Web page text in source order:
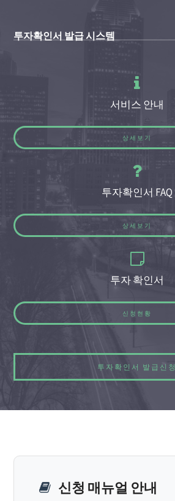
투자확인서 발급 시스템
서비스 안내
상세보기
투자확인서 FAQ
상세보기
투자 확인서
신청현황
투자확인서 발급신청
신청 매뉴얼 안내